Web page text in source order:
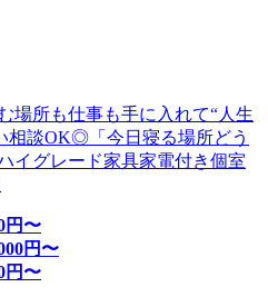
場所も仕事も手に入れて“人生
相談OK◎「今日寝る場所どう
グレード家具家電付き個室
円〜
円〜
円〜